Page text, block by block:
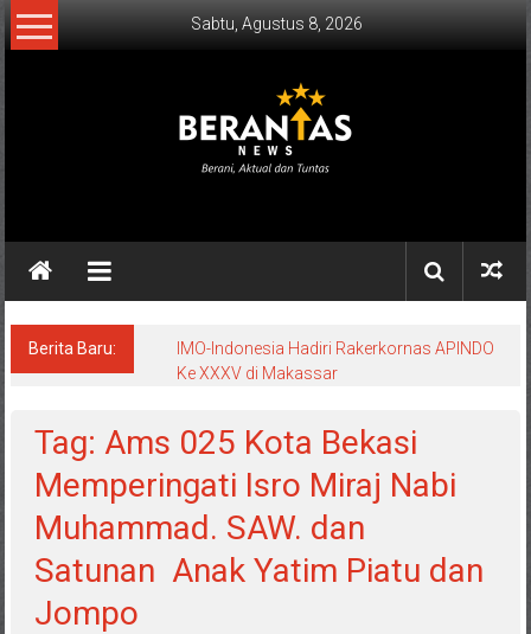
Lompat
ke
Sabtu, Agustus 8, 2026
NEWS
Aktual
Tuntas.
Berita Baru:
IMO-Indonesia Hadiri Rakerkornas APINDO
Ke XXXV di Makassar
Tag: Ams 025 Kota Bekasi
Memperingati Isro Miraj Nabi
Muhammad. SAW. dan
Satunan Anak Yatim Piatu dan
Jompo